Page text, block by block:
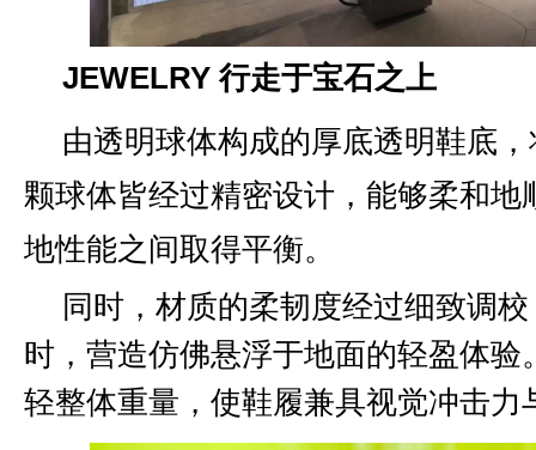
JEWELRY 行走于宝石之上
由透明球体构成的厚底透明鞋底
颗球体皆经过精密设计，能够柔和
地性能之间取得平衡。
同时，材质的柔韧度经过细致调
时，营造仿佛悬浮于地面的轻盈体
轻整体重量，使鞋履兼具视觉冲击力